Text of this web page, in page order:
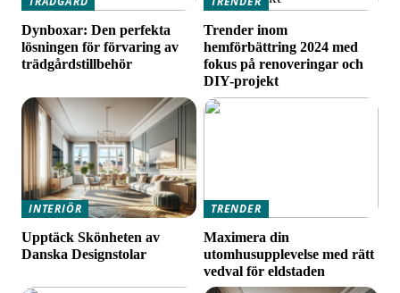
Dynboxar: Den perfekta
lösningen för förvaring av
trädgårdstillbehör
Trender inom
hemförbättring 2024 med
fokus på renoveringar och
DIY-projekt
INTERIÖR
Upptäck Skönheten av
Danska Designstolar
TRENDER
Maximera din
utomhusupplevelse med rätt
vedval för eldstaden